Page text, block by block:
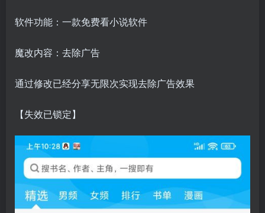
软件功能：一款免费看小说软件
魔改内容：去除广告
通过修改已经分享无限次实现去除广告效果
【失效已锁定】